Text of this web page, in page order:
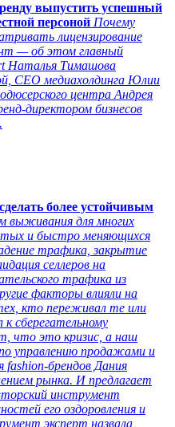
выпустить успешный
персоной Почему
лицензирование
— об этом главный
Наталья Тимашова
СЕО медиахолдинга Юлии
центра Андрея
директором бизнесов
более устойчивым
выживания для многих
и быстро меняющихся
трафика, закрытие
селлеров на
трафика из
факторы влияли на
кто переживал те или
сберегательному
что это кризис, а наш
управлению продажами и
fashion-брендов Дания
рынка. И предлагает
инструмент
его оздоровления и
эксперт назвала